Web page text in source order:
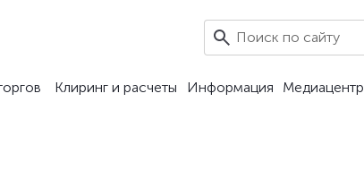
Клиринг и расчеты Информация Медиацентр